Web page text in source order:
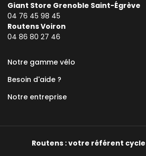
Giant Store Grenoble Saint-Égrève
04 76 45 98 45
Routens Voiron
04 86 80 27 46
Notre gamme vélo
Besoin d'aide ?
Notre entreprise
Routens : votre référent cycle